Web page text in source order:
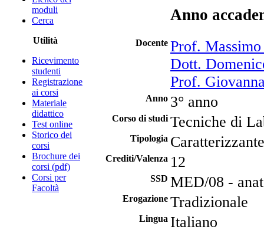
moduli
Cerca
Utilità
Ricevimento
studenti
Registrazione
ai corsi
Materiale
didattico
Test online
Storico dei
corsi
Brochure dei
corsi (pdf)
Corsi per
Facoltà
Anno
Docente Prof.
Dott.
Prof.
Anno 3° anno
Corso di studi Tecniche di
Tipologia Caratterizzante
Crediti/Valenza 12
SSD MED/08 -
Erogazione Tradizionale
Lingua Italiano